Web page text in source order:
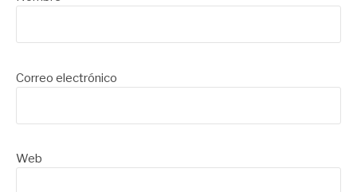
Correo electrónico
Web